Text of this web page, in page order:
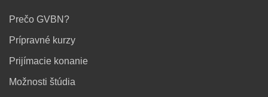
Prečo GVBN?
Prípravné kurzy
Prijímacie konanie
Možnosti štúdia